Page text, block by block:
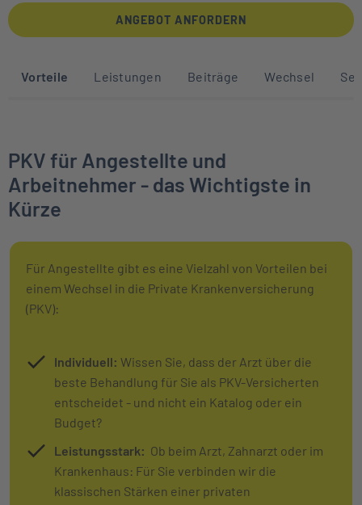
ANGEBOT ANFORDERN
Sprunglinks zu den Abschnitten auf
Vorteile Leistungen Beiträge Wechsel
PKV für Angestellte und
Arbeitnehmer - das Wichtigste in
Kürze
Für Angestellte gibt es eine Vielzahl von Vorteilen bei
einem Wechsel in die Private Krankenversicherung
(PKV):
Individuell: Wissen Sie, dass der Arzt über die
beste Behandlung für Sie als PKV-Versicherten
entscheidet - und nicht ein Katalog oder ein
Budget?
Leistungsstark: Ob beim Arzt, Zahnarzt oder im
Krankenhaus: Für Sie verbinden wir die
klassischen Stärken einer privaten